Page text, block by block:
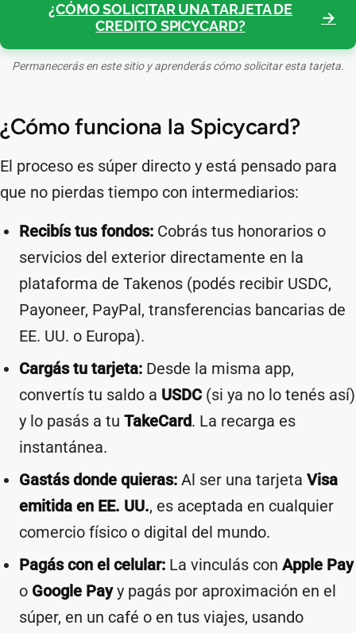
¿CÓMO SOLICITAR UNA TARJETA DE
CREDITO SPICYCARD?
Permanecerás en este sitio y aprenderás cómo solicitar esta tarjeta.
¿Cómo funciona la Spicycard?
El proceso es súper directo y está pensado para
que no pierdas tiempo con intermediarios:
Recibís tus fondos: Cobrás tus honorarios o
servicios del exterior directamente en la
plataforma de Takenos (podés recibir USDC,
Payoneer, PayPal, transferencias bancarias de
EE. UU. o Europa).
Cargás tu tarjeta: Desde la misma app,
convertís tu saldo a USDC (si ya no lo tenés así)
y lo pasás a tu TakeCard. La recarga es
instantánea.
Gastás donde quieras: Al ser una tarjeta Visa
emitida en EE. UU., es aceptada en cualquier
comercio físico o digital del mundo.
Pagás con el celular: La vinculás con Apple Pay
o Google Payy pagás por aproximación en el
súper, en un café o en tus viajes, usando